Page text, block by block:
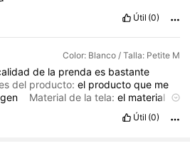
Útil (0)
Color: Blanco / Talla: Petite M
de la prendaes bastante
del producto:el productoque me
Material de la tela:el material se
Útil (0)